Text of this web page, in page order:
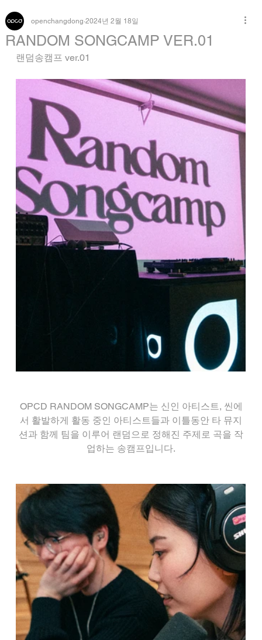
RANDOM SONGCAMP VER.01
openchangdong 2024년 2월 18일
랜덤송캠프 ver.01
OPCD RANDOM SONGCAMP는 신인 아티스트, 씬에
서 활발하게 활동 중인 아티스트들과 이틀동안 타 뮤지
션과 함께 팀을 이루어 랜덤으로 정해진 주제로 곡을 작
업하는 송캠프입니다.